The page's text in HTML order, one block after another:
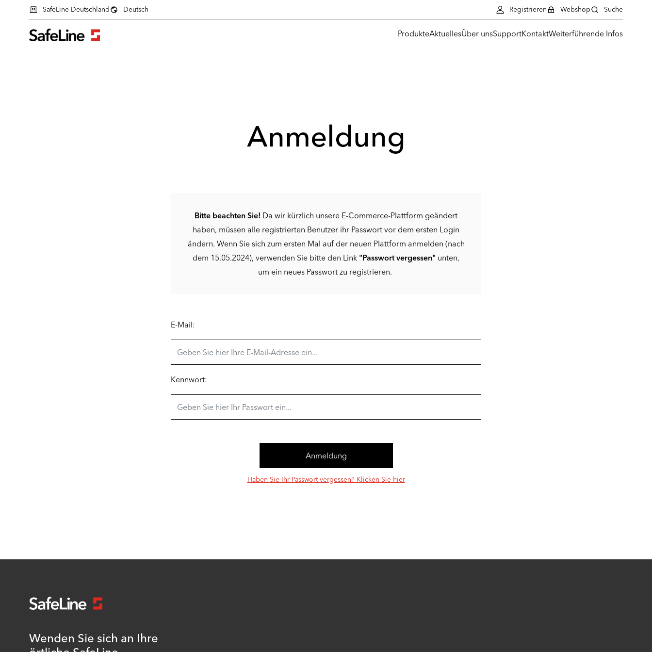
ProdukteAktuellesÜber unsSupportKontaktWeiterführende Infos
SafeLine Deutschland Deutsch Registrieren Webshop Suche
Anmeldung
Bitte beachten Sie! Da wir kürzlich unsere E-Commerce-Plattform geändert
haben, müssen alle registrierten Benutzer ihr Passwort vor dem ersten Login
ändern. Wenn Sie sich zum ersten Mal auf der neuen Plattform anmelden (nach
dem 15.05.2024), verwenden Sie bitte den Link "Passwort vergessen" unten,
um ein neues Passwort zu registrieren.
Anmeldeformular
E-Mail:
Kennwort:
Haben Sie Ihr Passwort vergessen? Klicken Sie hier
Wenden Sie sich an Ihre